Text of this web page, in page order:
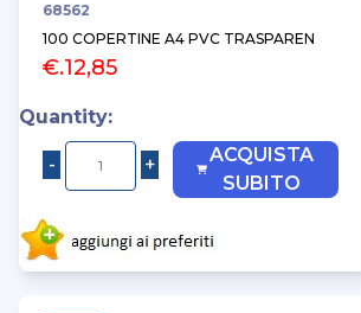
68562
100 COPERTINE A4 PVC TRASPAREN
€.12,85
Quantity:
ACQUISTA
SUBITO